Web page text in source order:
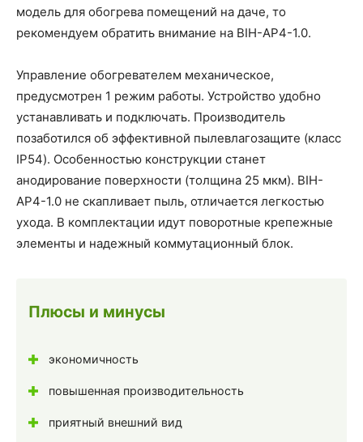
модель для обогрева помещений на даче, то
рекомендуем обратить внимание на BIH-AP4-1.0.
Управление обогревателем механическое,
предусмотрен 1 режим работы. Устройство удобно
устанавливать и подключать. Производитель
позаботился об эффективной пылевлагозащите (класс
IP54). Особенностью конструкции станет
анодирование поверхности (толщина 25 мкм). BIH-
AP4-1.0 не скапливает пыль, отличается легкостью
ухода. В комплектации идут поворотные крепежные
элементы и надежный коммутационный блок.
Плюсы и минусы
экономичность
повышенная производительность
приятный внешний вид